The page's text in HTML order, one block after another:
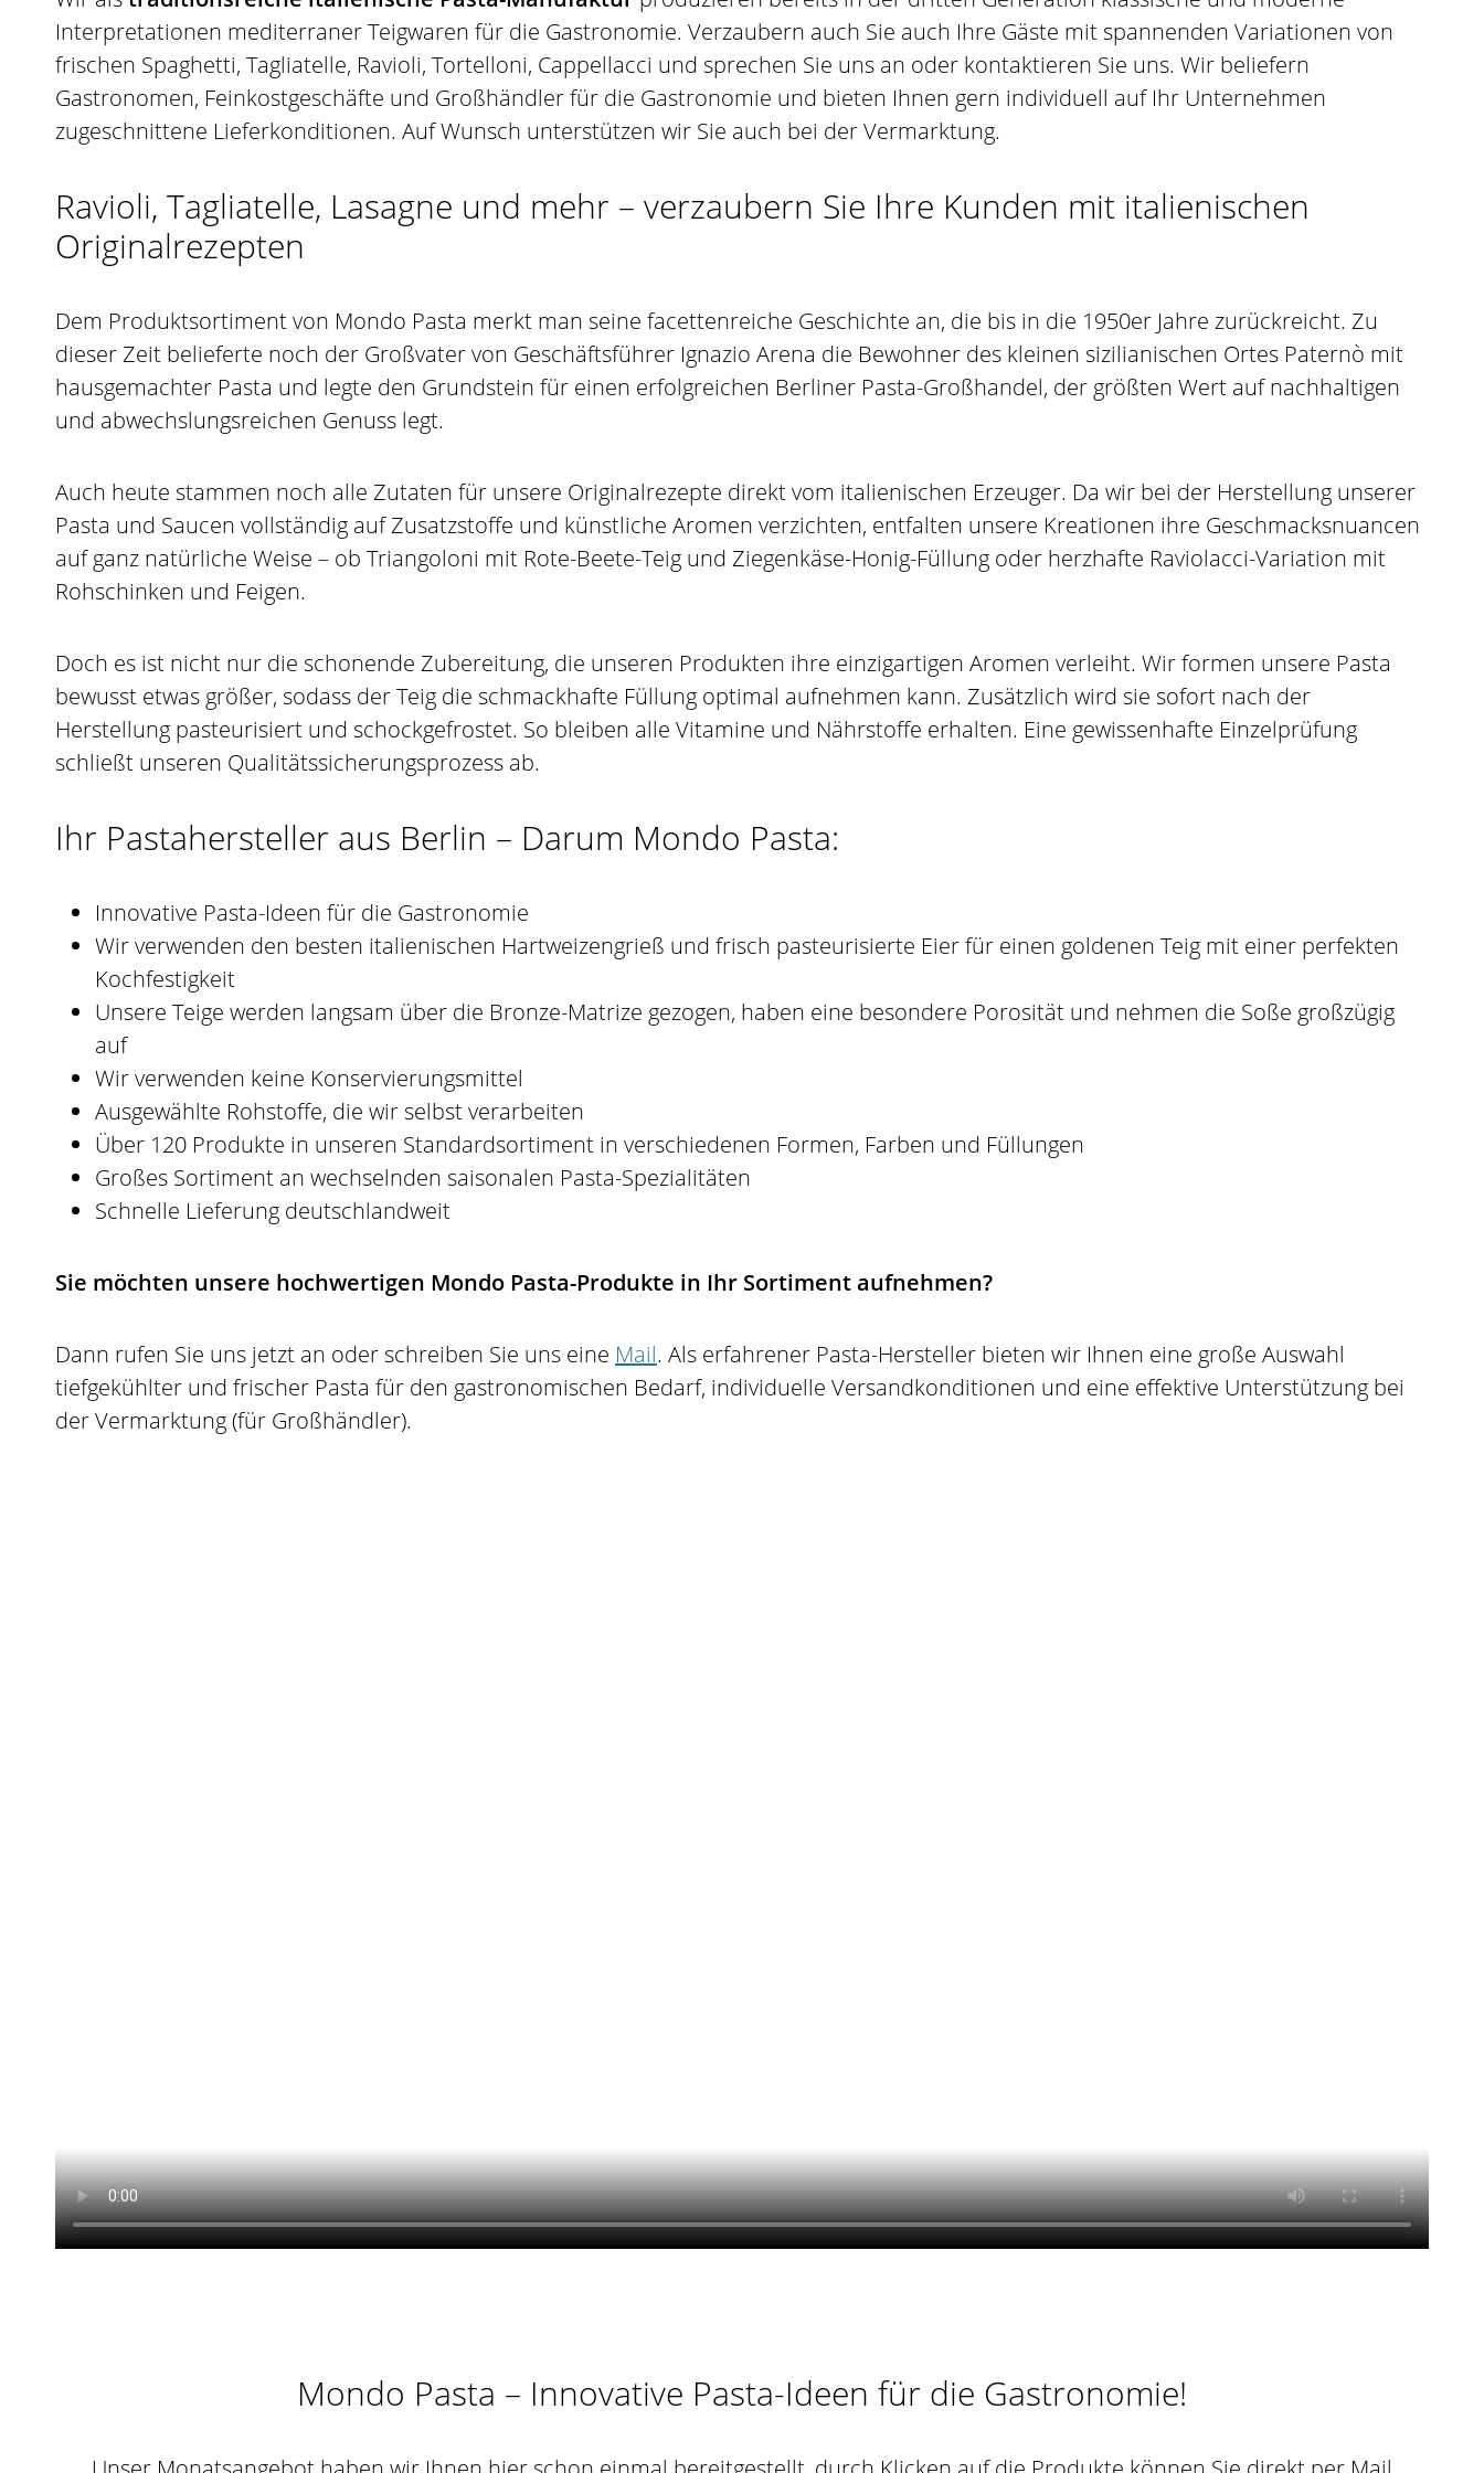
Interpretationen mediterraner Teigwaren für die Gastronomie. Verzaubern auch Sie auch Ihre Gäste mit spannenden Variationen von
frischen Spaghetti, Tagliatelle, Ravioli, Tortelloni, Cappellacci und sprechen Sie uns an oder kontaktieren Sie uns. Wir beliefern
Gastronomen, Feinkostgeschäfte und Großhändler für die Gastronomie und bieten Ihnen gern individuell auf Ihr Unternehmen
zugeschnittene Lieferkonditionen. Auf Wunsch unterstützen wir Sie auch bei der Vermarktung.
Ravioli, Tagliatelle, Lasagne und mehr – verzaubern Sie Ihre Kunden mit italienischen
Originalrezepten
Dem Produktsortiment von Mondo Pasta merkt man seine facettenreiche Geschichte an, die bis in die 1950er Jahre zurückreicht. Zu
dieser Zeit belieferte noch der Großvater von Geschäftsführer Ignazio Arena die Bewohner des kleinen sizilianischen Ortes Paternò mit
hausgemachter Pasta und legte den Grundstein für einen erfolgreichen Berliner Pasta-Großhandel, der größten Wert auf nachhaltigen
und abwechslungsreichen Genuss legt.
Auch heute stammen noch alle Zutaten für unsere Originalrezepte direkt vom italienischen Erzeuger. Da wir bei der Herstellung unserer
Pasta und Saucen vollständig auf Zusatzstoffe und künstliche Aromen verzichten, entfalten unsere Kreationen ihre Geschmacksnuancen
auf ganz natürliche Weise – ob Triangoloni mit Rote-Beete-Teig und Ziegenkäse-Honig-Füllung oder herzhafte Raviolacci-Variation mit
Rohschinken und Feigen.
Doch es ist nicht nur die schonende Zubereitung, die unseren Produkten ihre einzigartigen Aromen verleiht. Wir formen unsere Pasta
bewusst etwas größer, sodass der Teig die schmackhafte Füllung optimal aufnehmen kann. Zusätzlich wird sie sofort nach der
Herstellung pasteurisiert und schockgefrostet. So bleiben alle Vitamine und Nährstoffe erhalten. Eine gewissenhafte Einzelprüfung
schließt unseren Qualitätssicherungsprozess ab.
Ihr Pastahersteller aus Berlin – Darum Mondo Pasta:
Innovative Pasta-Ideen für die Gastronomie
Wir verwenden den besten italienischen Hartweizengrieß und frisch pasteurisierte Eier für einen goldenen Teig mit einer perfekten
Kochfestigkeit
Unsere Teige werden langsam über die Bronze-Matrize gezogen, haben eine besondere Porosität und nehmen die Soße großzügig
auf
Wir verwenden keine Konservierungsmittel
Ausgewählte Rohstoffe, die wir selbst verarbeiten
Über 120 Produkte in unseren Standardsortiment in verschiedenen Formen, Farben und Füllungen
Großes Sortiment an wechselnden saisonalen Pasta-Spezialitäten
Schnelle Lieferung deutschlandweit
Sie möchten unsere hochwertigen Mondo Pasta-Produkte in Ihr Sortiment aufnehmen?
Dann rufen Sie uns jetzt an oder schreiben Sie uns eine Mail. Als erfahrener Pasta-Hersteller bieten wir Ihnen eine große Auswahl
tiefgekühlter und frischer Pasta für den gastronomischen Bedarf, individuelle Versandkonditionen und eine effektive Unterstützung bei
der Vermarktung (für Großhändler).
Mondo Pasta – Innovative Pasta-Ideen für die Gastronomie!